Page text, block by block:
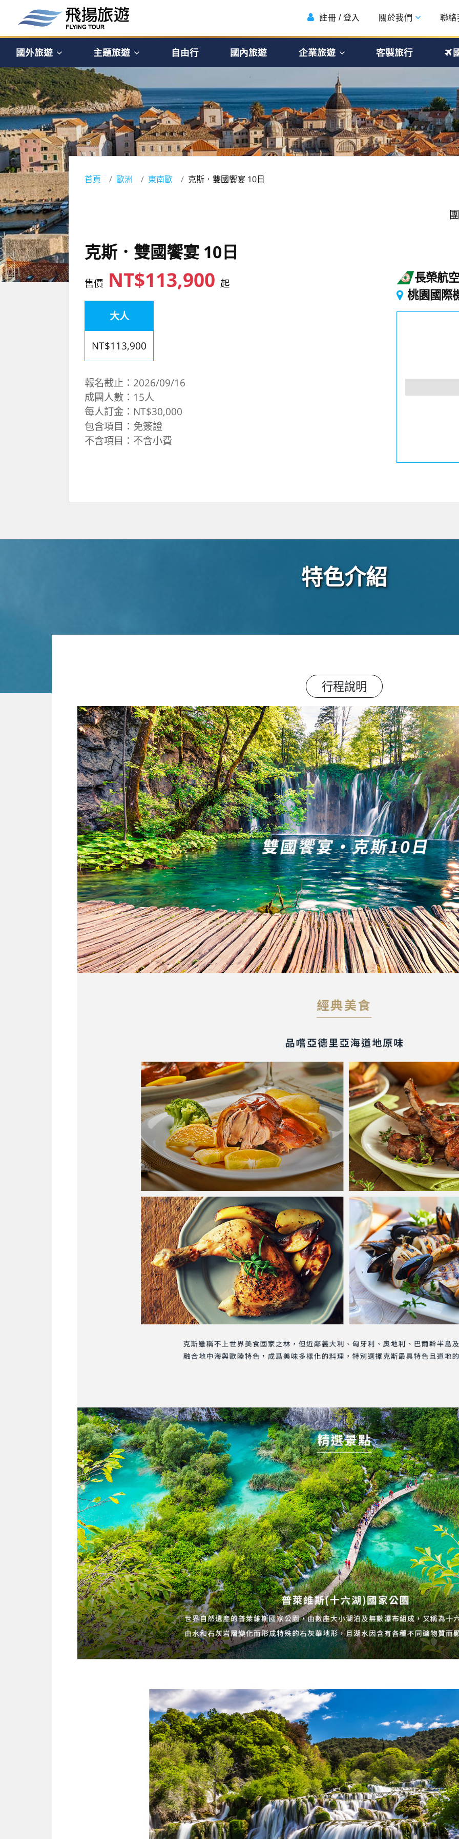
註冊 / 登入 關於我們 聯絡
國外旅遊 主題旅遊 自由行 國內旅遊 企業旅遊 客製旅行
首頁 歐洲 東南歐 克斯．雙國饗宴 10日
克斯．雙國饗宴 10日
售價 NT$113,900起
大人
NT$113,900
報名截止：2026/09/16
成團人數：15人
每人訂金：NT$30,000
包含項目：免簽證
不含項目：不含小費
長榮航
桃園國際
特色介紹
行程說明